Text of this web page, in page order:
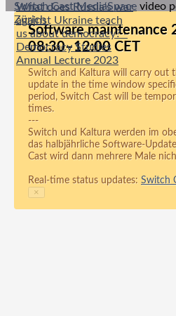
What does Russia‘s war
against Ukraine teach
us about democracy? -
Democracy Studies
Annual Lecture 2023
Switch Cast MediaSpace video
Zürich
Software maintenance
08:30–12:00 CET
Switch and Kaltura will carry out
update in the time window
period, Switch Cast will be
times.
---
Switch und Kaltura werden im
das halbjährliche Software-
Cast wird dann mehrere Male
Real-time status updates: Switch
×